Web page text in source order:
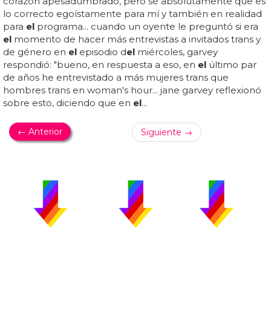
lo correcto egoístamente para mí y también en realidad
para el programa... cuando un oyente le preguntó si era
el momento de hacer más entrevistas a invitados trans y
de género en el episodio del miércoles, garvey
respondió: "bueno, en respuesta a eso, en el último par
de años he entrevistado a más mujeres trans que
hombres trans en woman's hour... jane garvey reflexionó
sobre esto, diciendo que en el...
← Anterior Siguiente →